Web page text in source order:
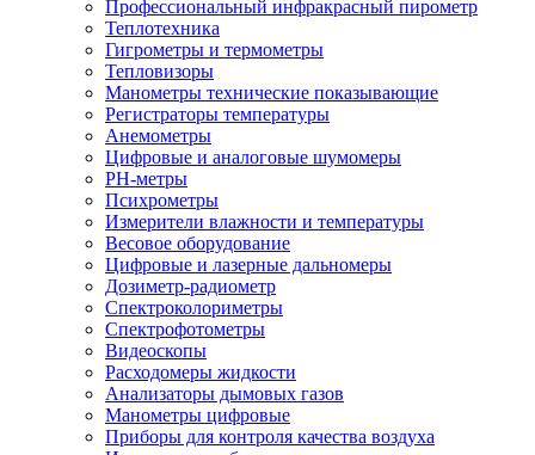
Профессиональный инфракрасный пирометр
Теплотехника
Гигрометры и термометры
Тепловизоры
Манометры технические показывающие
Регистраторы температуры
Анемометры
Цифровые и аналоговые шумомеры
PH-метры
Психрометры
Измерители влажности и температуры
Весовое оборудование
Цифровые и лазерные дальномеры
Дозиметр-радиометр
Спектроколориметры
Спектрофотометры
Видеоскопы
Расходомеры жидкости
Анализаторы дымовых газов
Манометры цифровые
Приборы для контроля качества воздуха